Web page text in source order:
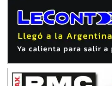
IAME SERIES ARGENTINA 6
Ramiro Tot (Asfalto)
Baradero (Buenos Aires)
Ciudad de Trenque Lauquen (Asfalto)
Trenque Lauquen (Buenos Aires)